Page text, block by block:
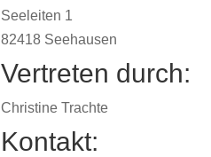
Seeleiten 1
82418 Seehausen
Vertreten durch:
Christine Trachte
Kontakt: